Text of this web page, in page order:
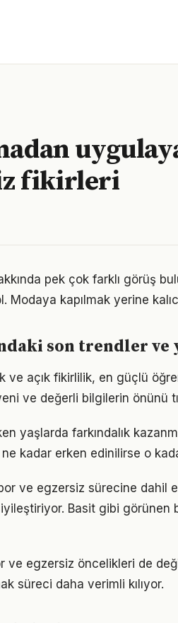
fikirleri
pek çok farklı görüş
Modaya kapılmak yerine
son trendler
ve açık fikirlilik, en güçlü
ve değerli bilgilerin önünü
yaşlarda farkındalık
kadar erken edinilirse o
ve egzersiz sürecine dahil
Basit gibi görünen
ve egzersiz öncelikleri de
süreci daha verimli kılıyor.